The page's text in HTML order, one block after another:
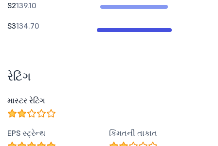
S2139.10
S3134.70
રેટિંગ
માસ્ટર રેટિંગ
EPS સ્ટ્રેન્થ કિંમતની તાકાત